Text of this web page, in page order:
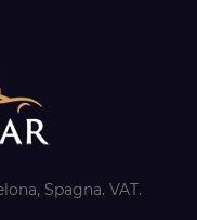
Spagna. VAT.